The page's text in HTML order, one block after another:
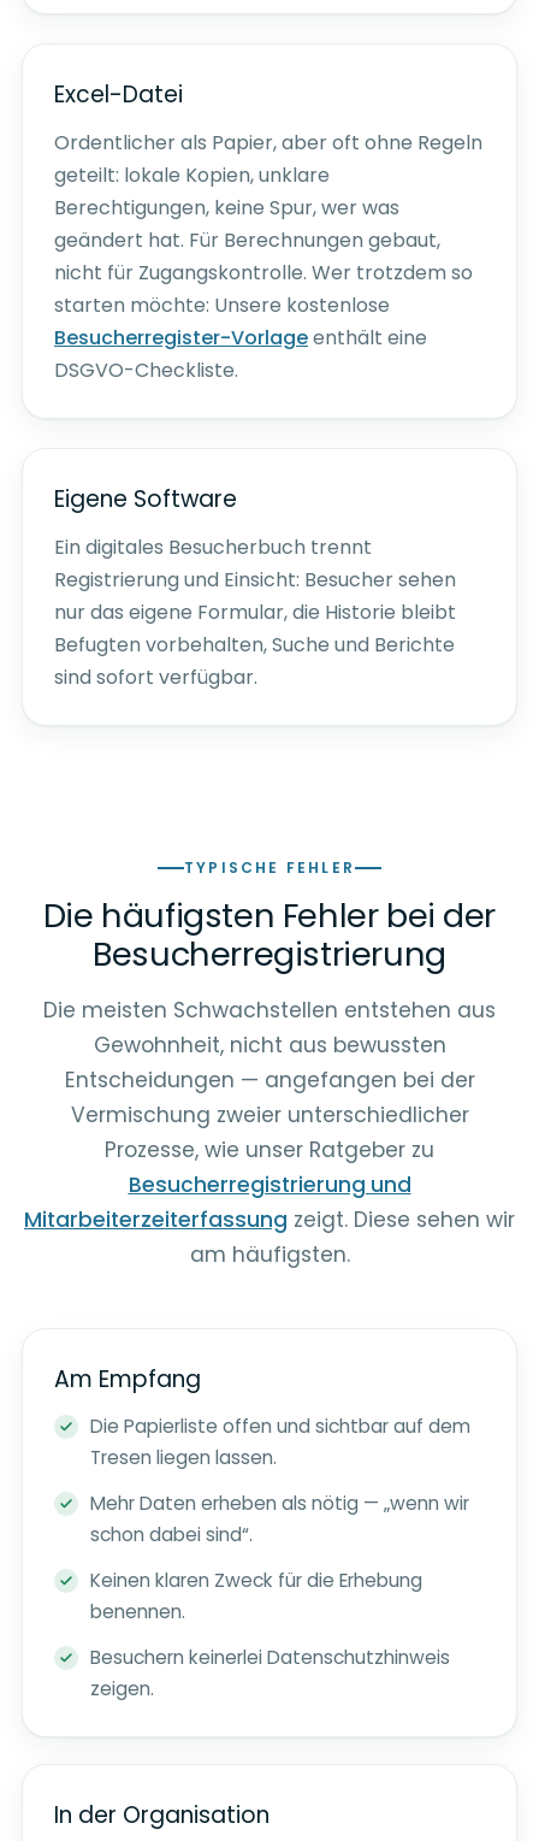
Excel-Datei
Ordentlicher als Papier, aber oft ohne Regeln
geteilt: lokale Kopien, unklare
Berechtigungen, keine Spur, wer was
geändert hat. Für Berechnungen gebaut,
nicht für Zugangskontrolle. Wer trotzdem so
starten möchte: Unsere kostenlose
Besucherregister-Vorlageenthält eine
DSGVO-Checkliste.
Eigene Software
Ein digitales Besucherbuch trennt
Registrierung und Einsicht: Besucher sehen
nur das eigene Formular, die Historie bleibt
Befugten vorbehalten, Suche und Berichte
sind sofort verfügbar.
TYPISCHE FEHLER
Die häufigsten Fehler bei der
Besucherregistrierung
Die meisten Schwachstellen entstehen aus
Gewohnheit, nicht aus bewussten
Entscheidungen — angefangen bei der
Vermischung zweier unterschiedlicher
Prozesse, wie unser Ratgeber zu
Besucherregistrierung und
Mitarbeiterzeiterfassung zeigt. Diese sehen wir
am häufigsten.
Am Empfang
Die Papierliste offen und sichtbar auf dem
Tresen liegen lassen.
Mehr Daten erheben als nötig — „wenn wir
schon dabei sind“.
Keinen klaren Zweck für die Erhebung
benennen.
Besuchern keinerlei Datenschutzhinweis
zeigen.
In der Organisation